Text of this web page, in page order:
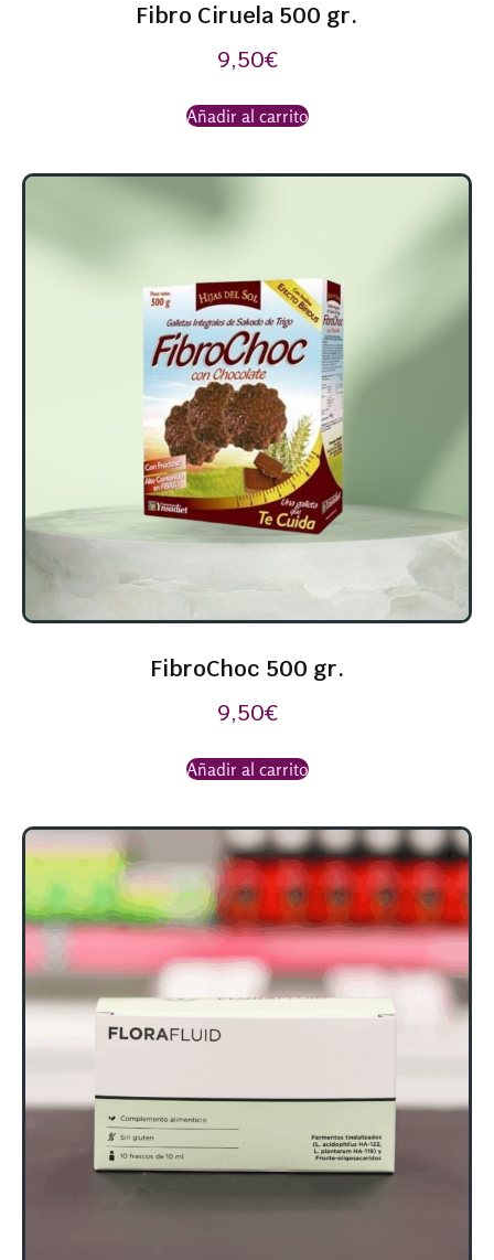
Fibro Ciruela 500 gr.
9,50€
Añadir al carrito
FibroChoc 500 gr.
9,50€
Añadir al carrito